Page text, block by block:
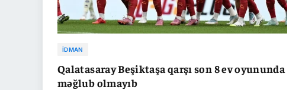
İDMAN
Qalatasaray Beşiktaşa qarşı son 8 ev oyununda
məğlub olmayıb